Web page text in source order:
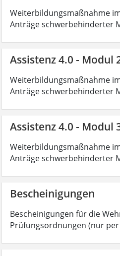
Weiterbildungsmaßnahme
Anträge schwerbehinderter
Assistenz 4.0 -
Weiterbildungsmaßnahme
Anträge schwerbehinderter
Assistenz 4.0 - Modul
Weiterbildungsmaßnahme
Anträge schwerbehinderter
Bescheinigungen
Bescheinigungen für die
Prüfungsordnungen (nur per